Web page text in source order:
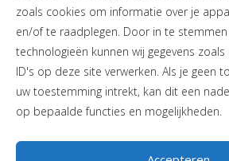
zoals cookies om informatie over je
en/of te raadplegen. Door in te
technologieën kunnen wij gegevens
ID's op deze site verwerken. Als je geen
uw toestemming intrekt, kan dit een
op bepaalde functies en mogelijkheden.